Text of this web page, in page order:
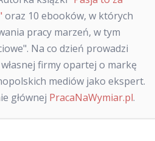
oraz 10 ebooków, w których
pracy marzeń, w tym
Na co dzień prowadzi
firmy opartej o markę
mediów jako ekspert.
głównej PracaNaWymiar.pl.